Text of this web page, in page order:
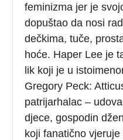
feminizma jer je
dopuštao da nosi
dečkima, tuče,
hoće. Haper Lee je
lik koji je u
Gregory Peck:
patrijarhalac –
djece, gospodin
koji fanatično